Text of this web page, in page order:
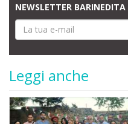
NEWSLETTER BARINEDITA
Leggi anche